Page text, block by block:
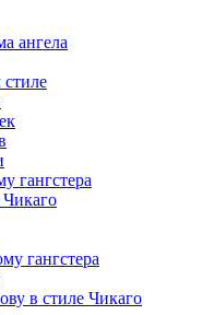
ангела
гангстера
гангстера
в стиле Чикаго